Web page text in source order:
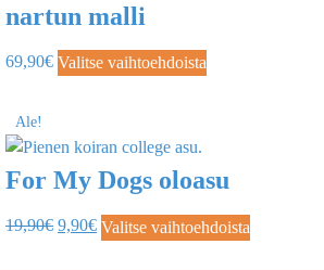
nartun malli
69,90€ Valitse vaihtoehdoista
Ale!
For My Dogs oloasu
19,90€ 9,90€ Valitse vaihtoehdoista